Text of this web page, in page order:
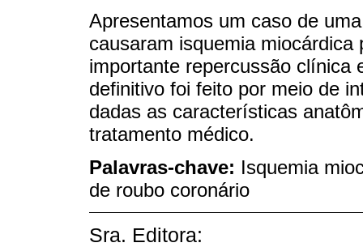
Apresentamos um caso de
causaram isquemia
importante repercussão clínica
definitivo foi feito por meio de
dadas as características
tratamento médico.
Palavras-chave: Isquemia
de roubo coronário
Sra. Editora: